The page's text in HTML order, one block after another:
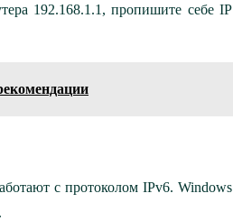
192.168.1.1, пропишите себе IP
с протоколом IPv6. Windows